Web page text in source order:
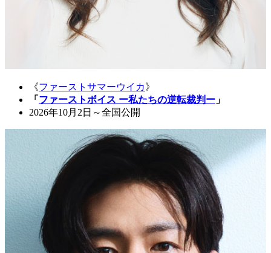
《ファーストサマーウイカ》
「 ファーストボイス ー私たちの逆転裁判ー 」
2026年10月2日～全国公開